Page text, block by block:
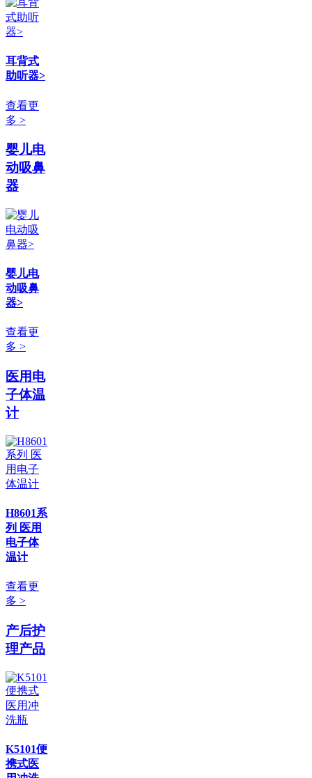
耳背式
助听器>
查看更
多 >
婴儿电
动吸鼻
器
婴儿电
动吸鼻
器>
查看更
多 >
医用电
子体温
计
H8601系
列 医用
电子体
温计
查看更
多 >
产后护
理产品
K5101便
携式医